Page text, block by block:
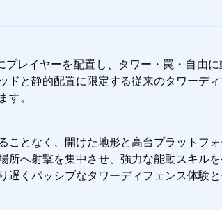
レイヤーを配置し、タワー・罠・自由
と静的配置に限定する従来のタワーデ
。
となく、開けた地形と高台プラットフ
へ射撃を集中させ、強力な能動スキル
くパッシブなタワーディフェンス体験と